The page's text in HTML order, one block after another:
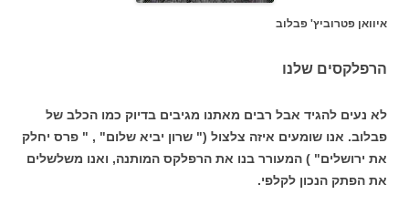
איוואן פטרוביץ' פבלוב
הרפלקסים שלנו
לא נעים להגיד אבל רבים מאתנו מגיבים בדיוק כמו הכלב של
פבלוב. אנו שומעים איזה צלצול (" שרון יביא שלום" , " פרס יחלק
את ירושלים" ) המעורר בנו את הרפלקס המותנה, ואנו משלשלים
את הפתק הנכון לקלפי.